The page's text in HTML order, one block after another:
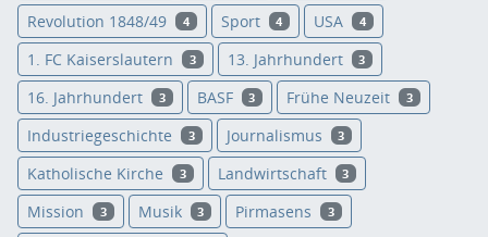
Revolution 1848/49 4 Sport 4 USA 4
1. FC Kaiserslautern 3 13. Jahrhundert 3
16. Jahrhundert 3 BASF 3 Frühe Neuzeit 3
Industriegeschichte 3 Journalismus 3
Katholische Kirche 3 Landwirtschaft 3
Mission 3 Musik 3 Pirmasens 3